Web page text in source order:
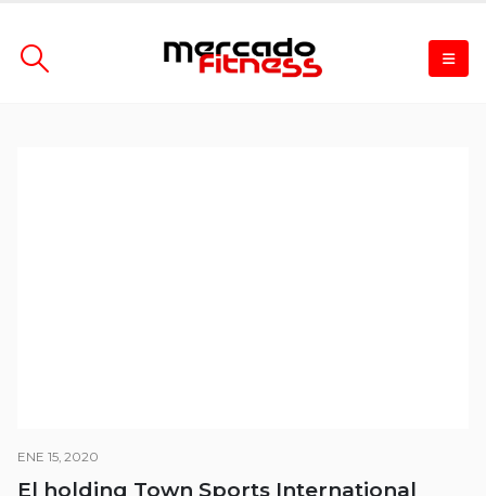
ENE 15, 2020
El holding Town Sports International